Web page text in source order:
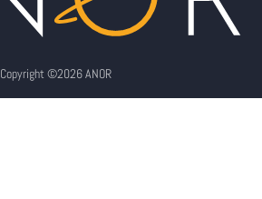
Copyright ©2026 ANOR